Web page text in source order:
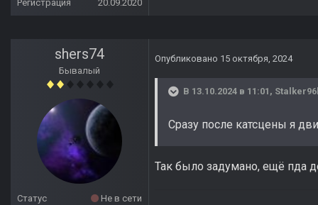
Регистрация
20.09.2020
shers74
Бывалый
Статус
Не в сети
Опубликовано 15 октября, 2024
В 13.10.2024 в 11:01,
Сразу после катсцены я
Так было задумано, ещё пда